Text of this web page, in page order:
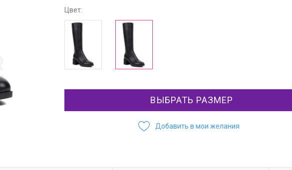
Цвет:
ВЫБРАТЬ РАЗМЕР
Добавить в мои желания